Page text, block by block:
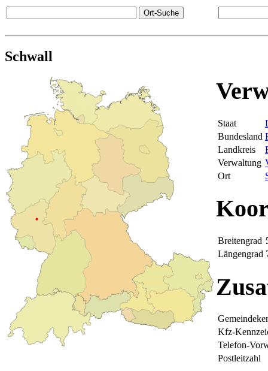
Schwall
Staat
Bundesland
Landkreis
Verwaltung
Ort
Breitengrad
Längengrad
Kfz-
Telefon-
Postleitzahl